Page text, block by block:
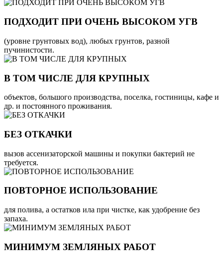
ПОДХОДИТ ПРИ ОЧЕНЬ ВЫСОКОМ УГВ
(уровне грунтовых вод), любых грунтов, разной
пучинистости.
В ТОМ ЧИСЛЕ ДЛЯ КРУПНЫХ
объектов, большого производства, поселка, гостиницы, кафе и
др. и постоянного проживания.
БЕЗ ОТКАЧКИ
вызов ассенизаторской машины и покупки бактерий не
требуется.
ПОВТОРНОЕ ИСПОЛЬЗОВАНИЕ
для полива, а остатков ила при чистке, как удобрение без
запаха.
МИНИМУМ ЗЕМЛЯНЫХ РАБОТ